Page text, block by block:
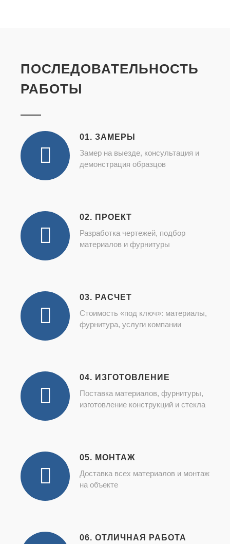
ПОСЛЕДОВАТЕЛЬНОСТЬ
РАБОТЫ
01. ЗАМЕРЫ
Замер на выезде, консультация и
демонстрация образцов
02. ПРОЕКТ
Разработка чертежей, подбор
материалов и фурнитуры
03. РАСЧЕТ
Стоимость «под ключ»: материалы,
фурнитура, услуги компании
04. ИЗГОТОВЛЕНИЕ
Поставка материалов, фурнитуры,
изготовление конструкций и стекла
05. МОНТАЖ
Доставка всех материалов и монтаж
на объекте
06. ОТЛИЧНАЯ РАБОТА